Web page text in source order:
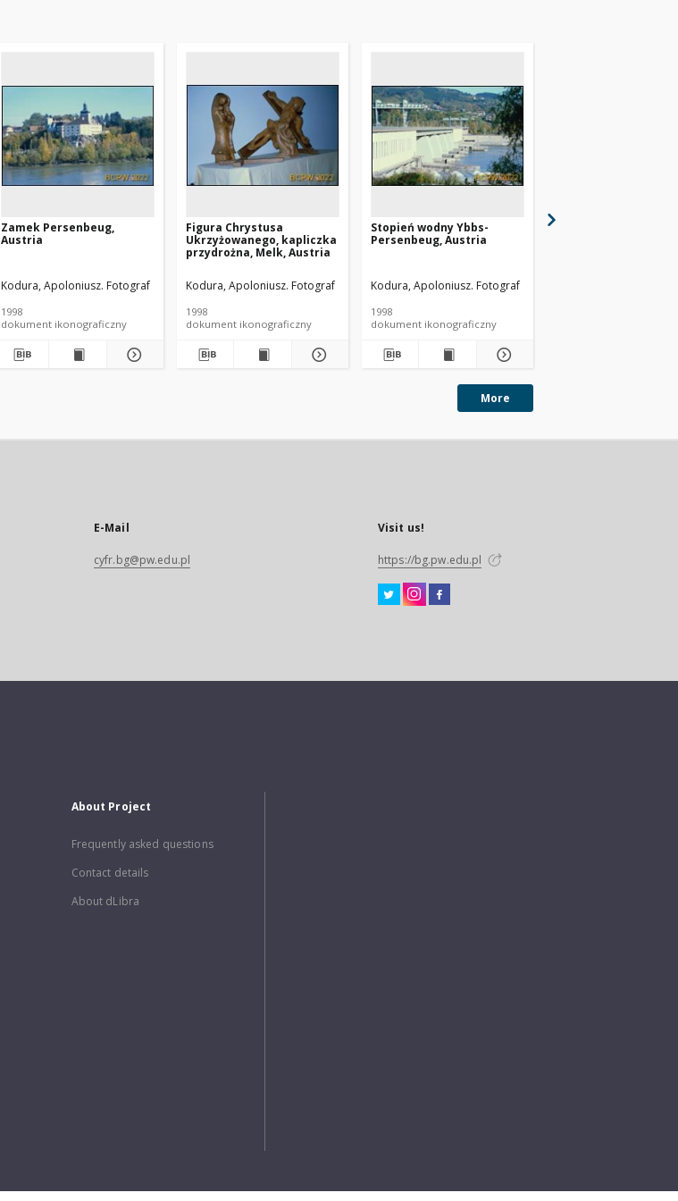
Zamek Persenbeug,
Austria
Kodura, Apoloniusz. Fotograf
1998
dokument ikonograficzny
Figura Chrystusa
Ukrzyżowanego, kapliczka
przydrożna, Melk, Austria
Kodura, Apoloniusz. Fotograf
1998
dokument ikonograficzny
Stopień wodny Ybbs-
Persenbeug, Austria
Kodura, Apoloniusz. Fotograf
1998
dokument ikonograficzny
More
E-Mail
cyfr.bg@pw.edu.pl
Visit us!
https://bg.pw.edu.pl
About Project
Frequently asked questions
Contact details
About dLibra